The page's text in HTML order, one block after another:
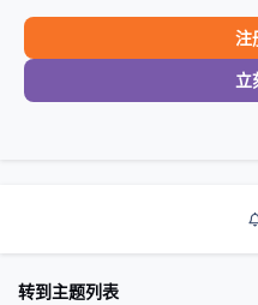
注
立
转到主题列表